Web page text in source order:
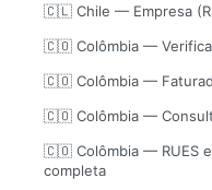
🇨🇱 Chile — Empresa
🇨🇴 Colômbia —
🇨🇴 Colômbia —
🇨🇴 Colômbia —
🇨🇴 Colômbia — RUES
completa